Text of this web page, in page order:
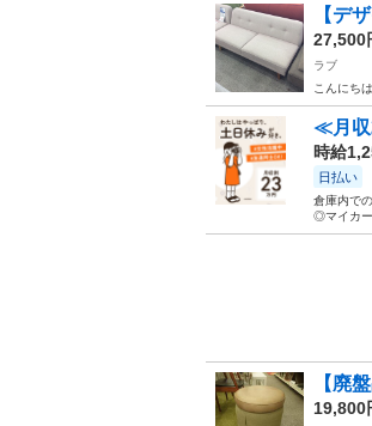
【デ
27,500
ラブ
こんにちは
≪月収
時給
日払い
倉庫内で
◎マイカー
【廃
19,800